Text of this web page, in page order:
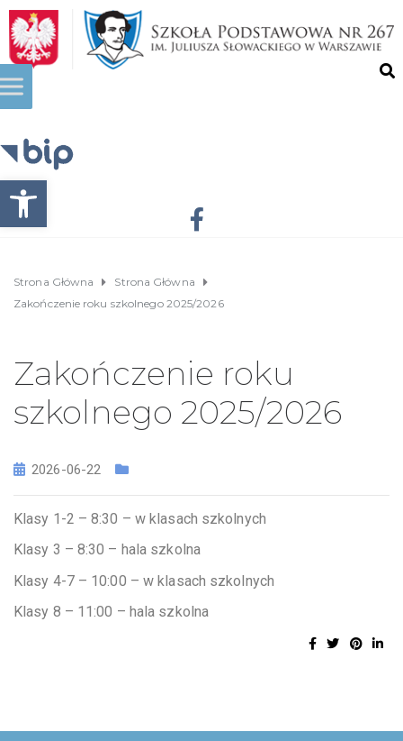
Otwórz pasek narzędzi
Strona Główna
Strona Główna
Zakończenie roku szkolnego 2025/2026
Zakończenie roku
szkolnego 2025/2026
2026-06-22
Klasy 1-2 – 8:30 – w klasach szkolnych
Klasy 3 – 8:30 – hala szkolna
Klasy 4-7 – 10:00 – w klasach szkolnych
Klasy 8 – 11:00 – hala szkolna